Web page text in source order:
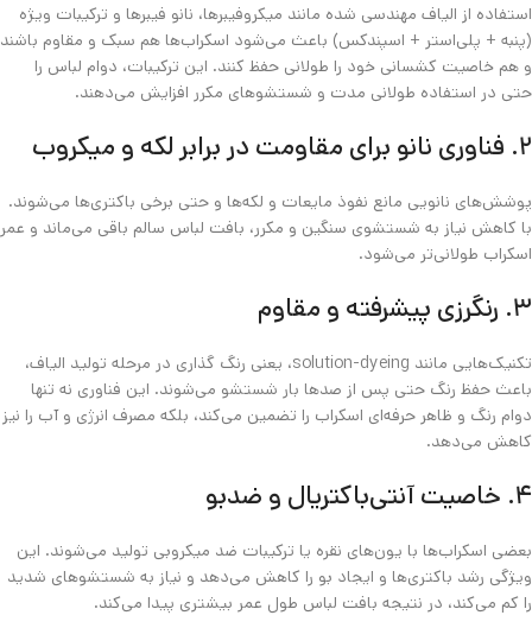
استفاده از الیاف مهندسی‌ شده مانند میکروفیبرها، نانو فیبرها و ترکیبات ویژه
(پنبه + پلی‌استر + اسپندکس) باعث می‌شود اسکراب‌ها هم سبک و مقاوم باشند
و هم خاصیت کشسانی خود را طولانی حفظ کنند. این ترکیبات، دوام لباس را
حتی در استفاده طولانی‌ مدت و شستشوهای مکرر افزایش می‌دهند.
۲. فناوری نانو برای مقاومت در برابر لکه و میکروب
پوشش‌های نانویی مانع نفوذ مایعات و لکه‌ها و حتی برخی باکتری‌ها می‌شوند.
با کاهش نیاز به شستشوی سنگین و مکرر، بافت لباس سالم باقی می‌ماند و عمر
اسکراب طولانی‌تر می‌شود.
۳. رنگرزی پیشرفته و مقاوم
تکنیک‌هایی مانند solution-dyeing، یعنی رنگ‌ گذاری در مرحله تولید الیاف،
باعث حفظ رنگ حتی پس از صدها بار شستشو می‌شوند. این فناوری نه تنها
دوام رنگ و ظاهر حرفه‌ای اسکراب را تضمین می‌کند، بلکه مصرف انرژی و آب را نیز
کاهش می‌دهد.
۴. خاصیت آنتی‌باکتریال و ضدبو
بعضی اسکراب‌ها با یون‌های نقره یا ترکیبات ضد میکروبی تولید می‌شوند. این
ویژگی رشد باکتری‌ها و ایجاد بو را کاهش می‌دهد و نیاز به شستشوهای شدید
را کم می‌کند، در نتیجه بافت لباس طول عمر بیشتری پیدا می‌کند.